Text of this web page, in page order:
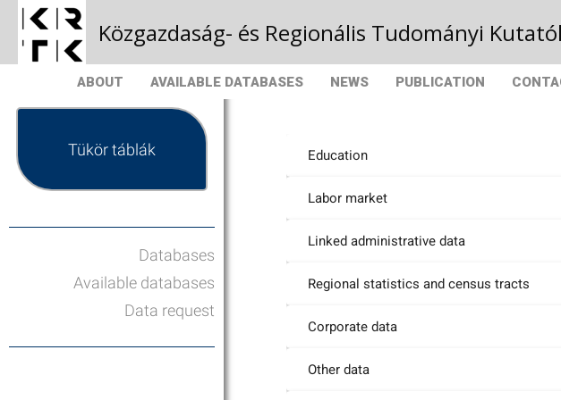
Közgazdaság- és Regionális Tudományi
ABOUT AVAILABLE DATABASES NEWS PUBLICATION
Tükör táblák
Databases
Available databases
Data request
Education
Labor market
Linked administrative data
Regional statistics and census tracts
Corporate data
Other data